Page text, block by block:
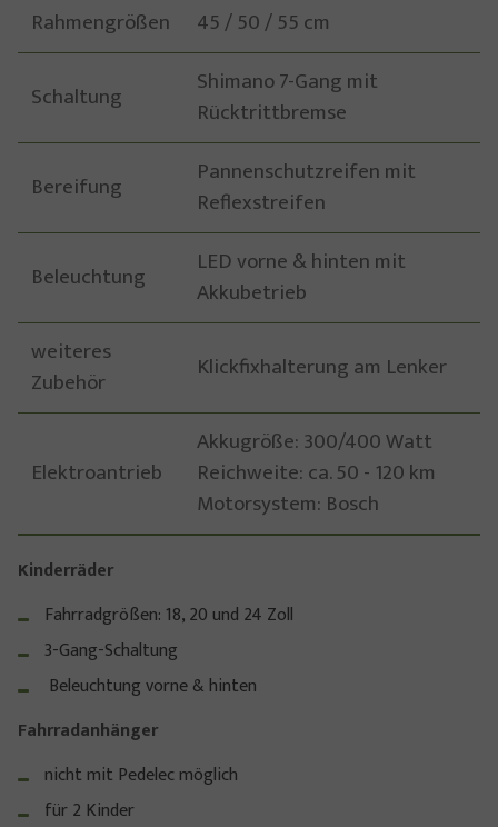
Rahmengrößen 45 / 50 / 55 cm
Schaltung
Shimano 7-Gang mit
Rücktrittbremse
Bereifung
Pannenschutzreifen mit
Reflexstreifen
Beleuchtung
LED vorne & hinten mit
Akkubetrieb
weiteres
Zubehör
Klickfixhalterung am Lenker
Elektroantrieb
Akkugröße: 300/400 Watt
Reichweite: ca. 50 - 120 km
Motorsystem: Bosch
Kinderräder
Fahrradgrößen: 18, 20 und 24 Zoll
3-Gang-Schaltung
Beleuchtung vorne & hinten
Fahrradanhänger
nicht mit Pedelec möglich
für 2 Kinder